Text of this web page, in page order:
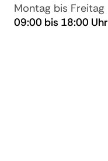
Montag bis Freitag
09:00 bis 18:00 Uhr